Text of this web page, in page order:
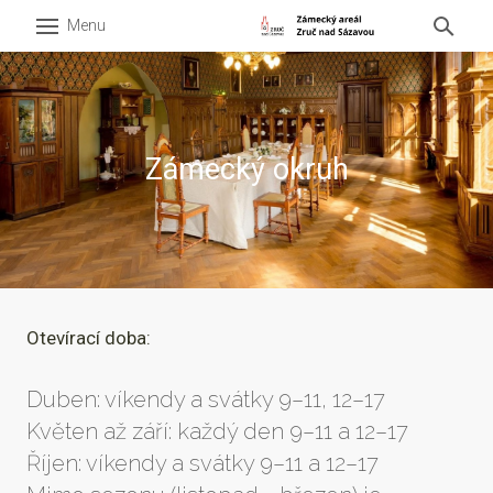
Menu
O
Zámecký okruh
Otevírací doba:
Duben: víkendy a svátky 9–11, 12–17
Květen až září: každý den 9–11 a 12–17
Říjen: víkendy a svátky 9–11 a 12–17